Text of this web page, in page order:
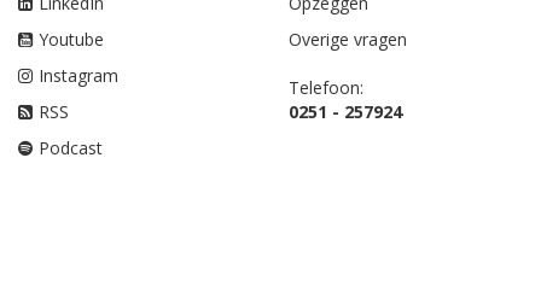
Youtube
Instagram
RSS
Podcast
Overige vragen
Telefoon:
0251 - 257924